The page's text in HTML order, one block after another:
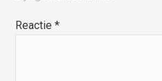
Reactie*